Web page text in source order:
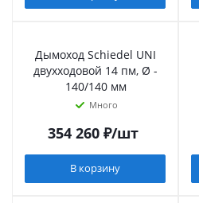
Дымоход Schiedel UNI
двухходовой 14 пм, Ø -
140/140 мм
Много
354 260₽/шт
В корзину